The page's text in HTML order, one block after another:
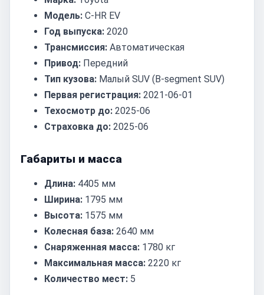
Модель: C-HR EV
Год выпуска: 2020
Трансмиссия: Автоматическая
Привод: Передний
Тип кузова: Малый SUV (B-segment SUV)
Первая регистрация: 2021-06-01
Техосмотр до: 2025-06
Страховка до: 2025-06
Габариты и масса
Длина: 4405 мм
Ширина: 1795 мм
Высота: 1575 мм
Колесная база: 2640 мм
Снаряженная масса: 1780 кг
Максимальная масса: 2220 кг
Количество мест: 5